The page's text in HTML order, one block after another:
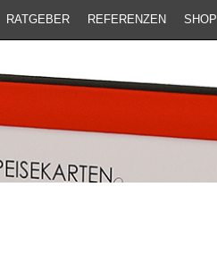
RATGEBER REFERENZEN SHOP